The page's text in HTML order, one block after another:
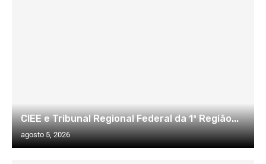
CIEE e Tribunal Regional Federal da 1ª Região...
agosto 5, 2026